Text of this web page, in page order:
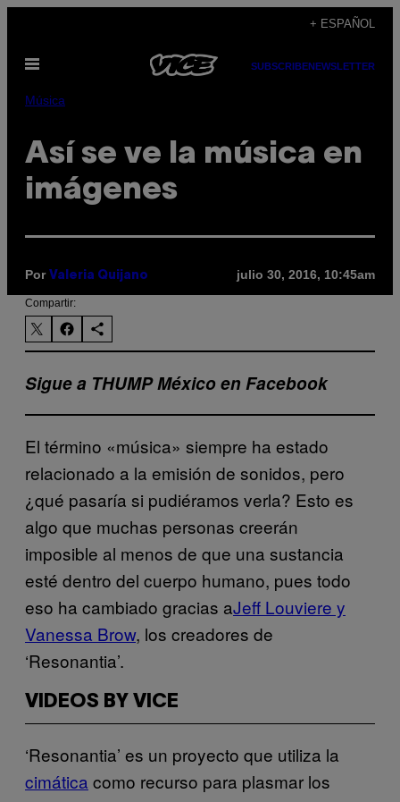
contenido
+ ESPAÑOL
Abrir
SUBSCRIBENEWSLETTER
Música
Así se ve la música en
imágenes
Por Valeria Quijano julio 30, 2016, 10:45am
Compartir:
Sigue a THUMP México en Facebook
El término «música» siempre ha estado
relacionado a la emisión de sonidos, pero
¿qué pasaría si pudiéramos verla? Esto es
algo que muchas personas creerán
imposible al menos de que una sustancia
esté dentro del cuerpo humano, pues todo
eso ha cambiado gracias aJeff Louviere y
Vanessa Brow, los creadores de
‘Resonantia’.
VIDEOS BY VICE
‘Resonantia’ es un proyecto que utiliza la
cimática como recurso para plasmar los